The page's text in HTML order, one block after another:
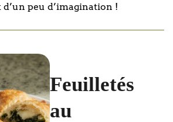
peu d’imagination !
Feuilletés
au